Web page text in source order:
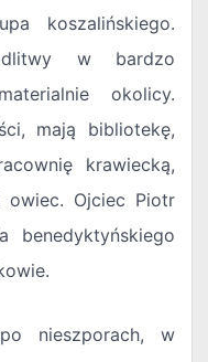
koszalińskiego.
w bardzo
okolicy.
mają bibliotekę,
krawiecką,
Ojciec Piotr
benedyktyńskiego
nieszporach, w